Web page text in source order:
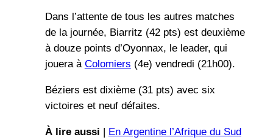
Dans l’attente de tous les autres matches
de la journée, Biarritz (42 pts) est deuxième
à douze points d’Oyonnax, le leader, qui
jouera à Colomiers (4e) vendredi (21h00).
Béziers est dixième (31 pts) avec six
victoires et neuf défaites.
À lire aussi | En Argentine l’Afrique du Sud